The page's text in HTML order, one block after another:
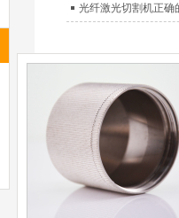
光纤激光切割机正确